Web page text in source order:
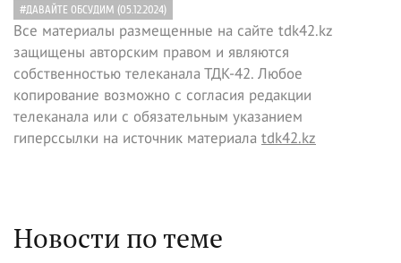
#ДАВАЙТЕ ОБСУДИМ (05.12.2024)
Все материалы размещенные на сайте tdk42.kz
защищены авторским правом и являются
собственностью телеканала ТДК-42. Любое
копирование возможно с согласия редакции
телеканала или с обязательным указанием
гиперссылки на источник материала tdk42.kz
Новости по теме